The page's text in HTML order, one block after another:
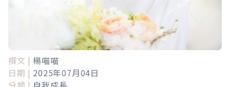
撰文 | 楊喵喵
日期 | 2025年07月04日